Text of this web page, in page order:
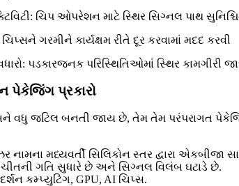
ચિપ ઓપરેશન માટે સ્થિર સિગ્નલ પાથ
ગરમીને કાર્યક્ષમ રીતે દૂર કરવામાં મદદ કરવી
પડકારજનક પરિસ્થિતિઓમાં સ્થિર કામગીરી
પેકેજિંગ પ્રકારો
વધુ જટિલ બનતી જાય છે, તેમ તેમ પરંપરાગત
નામના મધ્યવર્તી સિલિકોન સ્તર દ્વારા એકબીજા
ગતિ સુધારે છે અને સિગ્નલ વિલંબ ઘટાડે છે.
કમ્પ્યુટિંગ, GPU, AI ચિપ્સ.